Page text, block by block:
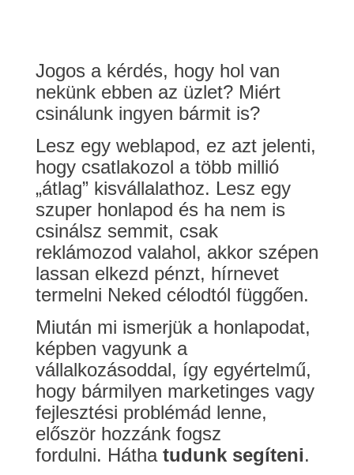
Jogos a kérdés, hogy hol van
nekünk ebben az üzlet? Miért
csinálunk ingyen bármit is?
Lesz egy weblapod, ez azt jelenti,
hogy csatlakozol a több millió
„átlag” kisvállalathoz. Lesz egy
szuper honlapod és ha nem is
csinálsz semmit, csak
reklámozod valahol, akkor szépen
lassan elkezd pénzt, hírnevet
termelni Neked célodtól függően.
Miután mi ismerjük a honlapodat,
képben vagyunk a
vállalkozásoddal, így egyértelmű,
hogy bármilyen marketinges vagy
fejlesztési problémád lenne,
először hozzánk fogsz
fordulni. Hátha tudunk segíteni.